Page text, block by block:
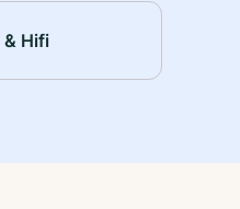
Hifi